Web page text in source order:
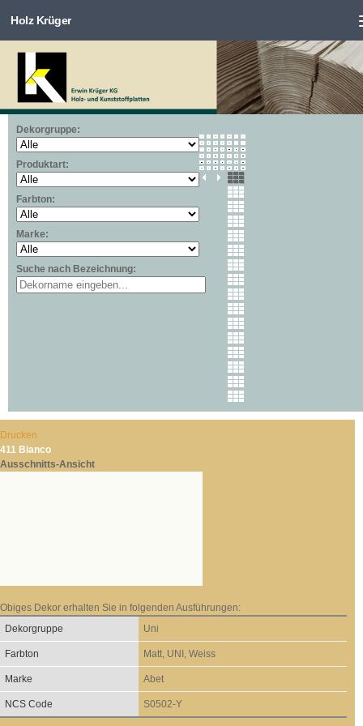
Zum Inhalt springen
Holz Krüger
Dekorgruppe:
Produktart:
Farbton:
Marke:
Suche nach Bezeichnung:
Drucken
411 Bianco
Ausschnitts-Ansicht
Obiges Dekor erhalten Sie in folgenden Ausführungen:
Dekorgruppe
Uni
Farbton Matt, UNI, Weiss
Marke Abet
NCS Code S0502-Y